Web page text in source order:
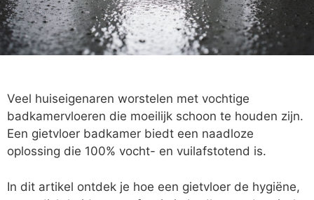
Veel huiseigenaren worstelen met vochtige
badkamervloeren die moeilijk schoon te houden zijn.
Een gietvloer badkamer biedt een naadloze
oplossing die 100% vocht- en vuilafstotend is.
In dit artikel ontdek je hoe een gietvloer de hygiëne,